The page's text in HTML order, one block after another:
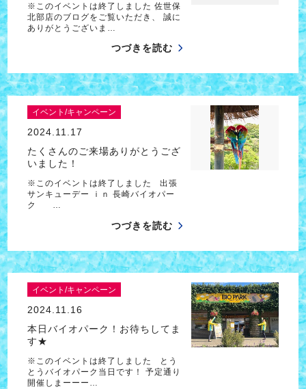
※このイベントは終了しました 佐世保
北部店のブログをご覧いただき、 誠に
ありがとうございま…
つづきを読む
イベント/キャンペーン
2024.11.17
たくさんのご来場ありがとうござ
いました！
※このイベントは終了しました 出張
サンキューデー ｉｎ 長崎バイオパー
ク …
つづきを読む
イベント/キャンペーン
2024.11.16
本日バイオパーク！お待ちしてま
す★
※このイベントは終了しました とう
とうバイオパーク当日です！ 予定通り
開催しまーーー…